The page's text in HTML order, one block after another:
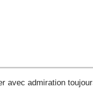
avec admiration